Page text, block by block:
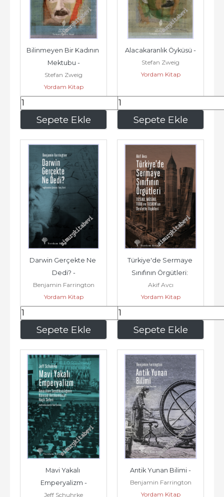
Sepete Ekle
Bilinmeyen Bir Kadının
Mektubu -
Stefan Zweig
Yordam Kitap
75,00 Sepete Ekle
Alacakaranlık Öyküsü -
Stefan Zweig
Yordam Kitap
75,00
Sepete Ekle
Darwin Gerçekte Ne
Dedi? -
Benjamin Farrington
Yordam Kitap
150,00 Sepete Ekle
Türkiye'de Sermaye
Sınıfının Örgütleri:
TÜSİAD, MÜSİAD, TOBB
ve...
Akif Avcı
Yordam Kitap
375,00
Mavi Yakalı
Emperyalizm -
Jeff Schuhrke
Antik Yunan Bilimi -
Benjamin Farrington
Yordam Kitap